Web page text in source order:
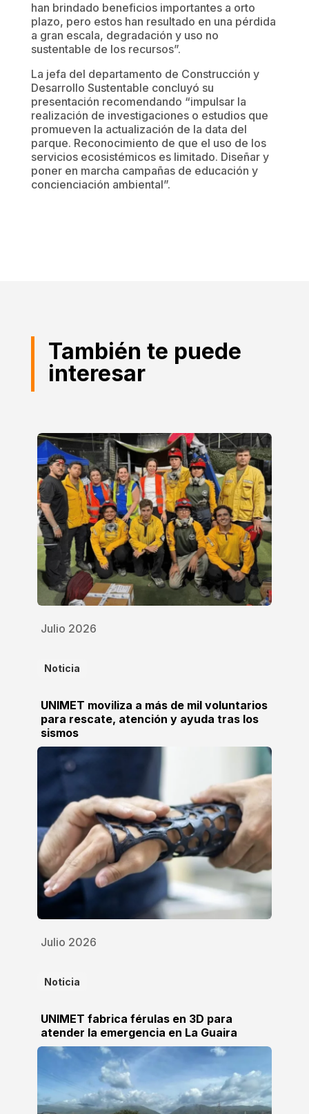
han brindado beneficios importantes a orto
plazo, pero estos han resultado en una pérdida
a gran escala, degradación y uso no
sustentable de los recursos”.
La jefa del departamento de Construcción y
Desarrollo Sustentable concluyó su
presentación recomendando “impulsar la
realización de investigaciones o estudios que
promueven la actualización de la data del
parque. Reconocimiento de que el uso de los
servicios ecosistémicos es limitado. Diseñar y
poner en marcha campañas de educación y
concienciación ambiental”.
También te puede
interesar
Julio 2026
Noticia
UNIMET moviliza a más de mil voluntarios
para rescate, atención y ayuda tras los
sismos
Julio 2026
Noticia
UNIMET fabrica férulas en 3D para
atender la emergencia en La Guaira